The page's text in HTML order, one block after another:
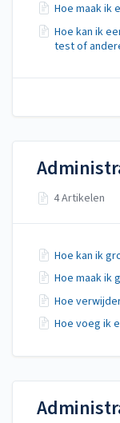
Hoe maak ik
Hoe kan ik
test of
4 Artikelen
Hoe kan ik
Hoe maak ik
Hoe
Hoe voeg ik